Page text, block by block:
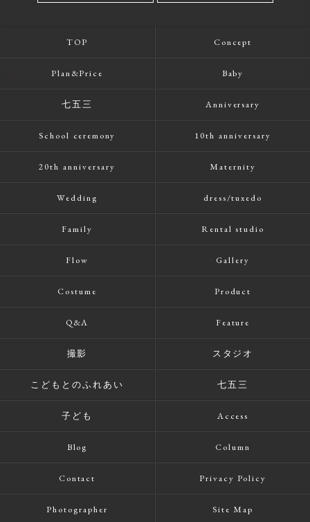
TOP Concept
Plan&Price Baby
七五三 Anniversary
School ceremony 10th anniversary
20th anniversary Maternity
Wedding dress/tuxedo
Family Rental studio
Flow Gallery
Costume Product
Q&A Feature
撮影 スタジオ
こどもとのふれあい 七五三
子ども Access
Blog Column
Contact Privacy Policy
Photographer Site Map